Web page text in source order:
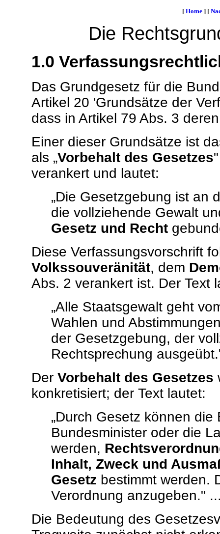
[ Home ] [
Die
1.0
Das Grundgesetz für die
Artikel 20 'Grundsätze der
dass in Artikel 79 Abs. 3
Einer dieser Grundsätze ist
als „Vorbehalt des Gesetzes
verankert und lautet:
„Die Gesetzgebung ist an
die vollziehende Gewalt
Gesetz und Recht
Diese Verfassungsvorschrift
Volkssouveränität, dem
Abs. 2 verankert ist. Der Text
„Alle Staatsgewalt geht
Wahlen und
der Gesetzgebung, der
Rechtsprechung
Der Vorbehalt des Gesetzes
konkretisiert; der Text lautet:
„Durch Gesetz können
Bundesminister oder die
werden,
Inhalt, Zweck und
Gesetz bestimmt werden.
Verordnung anzugeben."
Die Bedeutung des